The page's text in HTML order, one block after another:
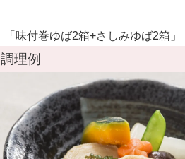
「味付巻ゆば2箱+さしみゆば2箱」
調理例